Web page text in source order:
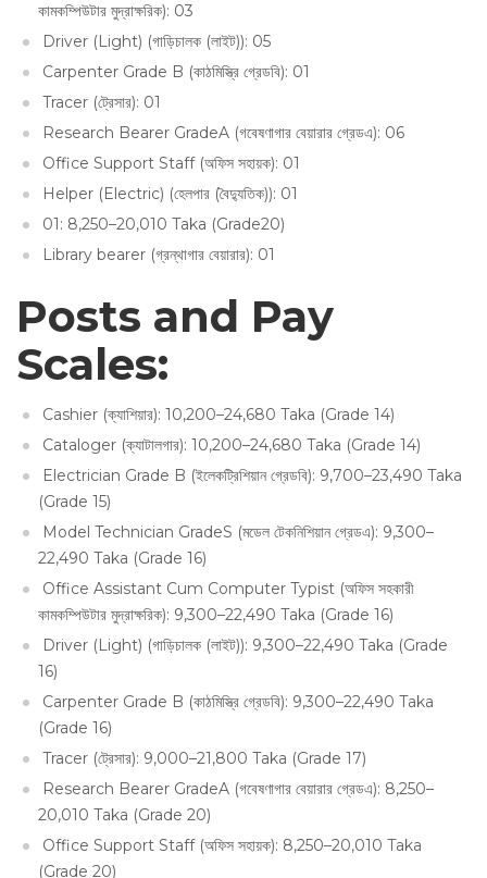
কামকম্পিউটার মুদ্রাক্ষরিক): 03
Driver (Light) (গাড়িচালক (লাইট)): 05
Carpenter Grade B (কাঠমিস্ত্রি গ্রেডবি): 01
Tracer (ট্রেসার): 01
Research Bearer GradeA (গবেষণাগার বেয়ারার গ্রেডএ): 06
Office Support Staff (অফিস সহায়ক): 01
Helper (Electric) (হেলপার (বৈদ্যুতিক)): 01
01: 8,250–20,010 Taka (Grade20)
Library bearer (গ্রন্থাগার বেয়ারার): 01
Posts and Pay
Scales:
Cashier (ক্যাশিয়ার): 10,200–24,680 Taka (Grade 14)
Cataloger (ক্যাটালগার): 10,200–24,680 Taka (Grade 14)
Electrician Grade B (ইলেকট্রিশিয়ান গ্রেডবি): 9,700–23,490 Taka
(Grade 15)
Model Technician GradeS (মডেল টেকনিশিয়ান গ্রেডএ): 9,300–
22,490 Taka (Grade 16)
Office Assistant Cum Computer Typist (অফিস সহকারী
কামকম্পিউটার মুদ্রাক্ষরিক): 9,300–22,490 Taka (Grade 16)
Driver (Light) (গাড়িচালক (লাইট)): 9,300–22,490 Taka (Grade
16)
Carpenter Grade B (কাঠমিস্ত্রি গ্রেডবি): 9,300–22,490 Taka
(Grade 16)
Tracer (ট্রেসার): 9,000–21,800 Taka (Grade 17)
Research Bearer GradeA (গবেষণাগার বেয়ারার গ্রেডএ): 8,250–
20,010 Taka (Grade 20)
Office Support Staff (অফিস সহায়ক): 8,250–20,010 Taka
(Grade 20)